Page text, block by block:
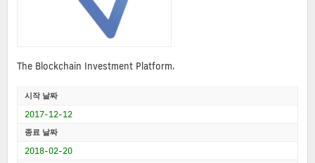
The Blockchain Investment Platform.
시작 날짜
2017-12-12
종료 날짜
2018-02-20